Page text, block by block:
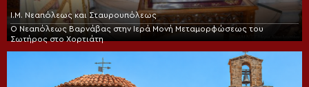
Ι.Μ. Νεαπόλεως και Σταυρουπόλεως
Ο Νεαπόλεως Βαρνάβας στην Ιερά Μονή Μεταμορφώσεως του
Σωτήρος στο Χορτιάτη